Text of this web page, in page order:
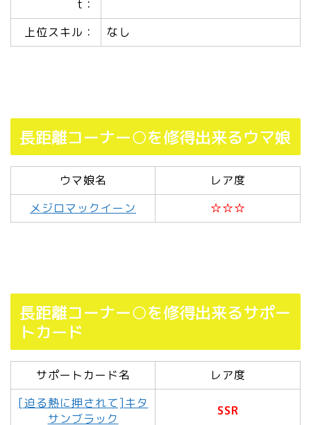
t：
上位スキル： なし
長距離コーナー○を修得出来るウマ娘
ウマ娘名
レア度
メジロマックイーン
☆☆☆
長距離コーナー○を修得出来るサポー
トカード
サポートカード名
レア度
[迫る熱に押されて]キタ
サンブラック
SSR